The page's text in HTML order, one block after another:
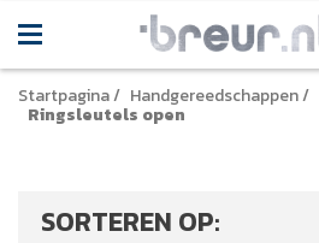
Startpagina/ Handgereedschappen/
Ringsleutels open
SORTEREN OP: